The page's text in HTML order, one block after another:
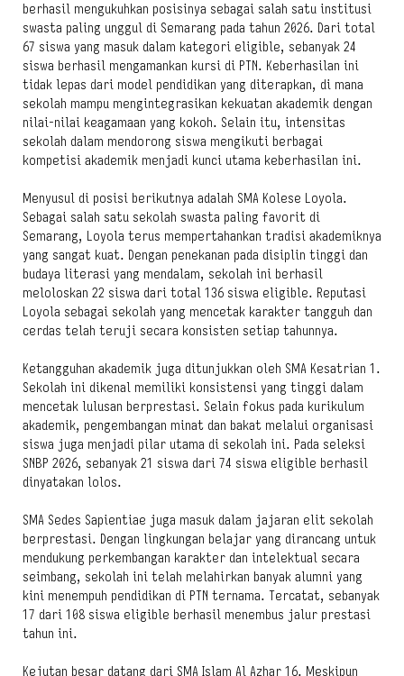
berhasil mengukuhkan posisinya sebagai salah satu institusi
swasta paling unggul di Semarang pada tahun 2026. Dari total
67 siswa yang masuk dalam kategori eligible, sebanyak 24
siswa berhasil mengamankan kursi di PTN. Keberhasilan ini
tidak lepas dari model pendidikan yang diterapkan, di mana
sekolah mampu mengintegrasikan kekuatan akademik dengan
nilai-nilai keagamaan yang kokoh. Selain itu, intensitas
sekolah dalam mendorong siswa mengikuti berbagai
kompetisi akademik menjadi kunci utama keberhasilan ini.
Menyusul di posisi berikutnya adalah SMA Kolese Loyola.
Sebagai salah satu sekolah swasta paling favorit di
Semarang, Loyola terus mempertahankan tradisi akademiknya
yang sangat kuat. Dengan penekanan pada disiplin tinggi dan
budaya literasi yang mendalam, sekolah ini berhasil
meloloskan 22 siswa dari total 136 siswa eligible. Reputasi
Loyola sebagai sekolah yang mencetak karakter tangguh dan
cerdas telah teruji secara konsisten setiap tahunnya.
Ketangguhan akademik juga ditunjukkan oleh SMA Kesatrian 1.
Sekolah ini dikenal memiliki konsistensi yang tinggi dalam
mencetak lulusan berprestasi. Selain fokus pada kurikulum
akademik, pengembangan minat dan bakat melalui organisasi
siswa juga menjadi pilar utama di sekolah ini. Pada seleksi
SNBP 2026, sebanyak 21 siswa dari 74 siswa eligible berhasil
dinyatakan lolos.
SMA Sedes Sapientiae juga masuk dalam jajaran elit sekolah
berprestasi. Dengan lingkungan belajar yang dirancang untuk
mendukung perkembangan karakter dan intelektual secara
seimbang, sekolah ini telah melahirkan banyak alumni yang
kini menempuh pendidikan di PTN ternama. Tercatat, sebanyak
17 dari 108 siswa eligible berhasil menembus jalur prestasi
tahun ini.
Kejutan besar datang dari SMA Islam Al Azhar 16. Meskipun